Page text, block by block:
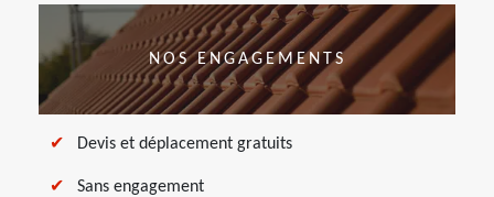
NOS ENGAGEMENTS
Devis et déplacement gratuits
Sans engagement